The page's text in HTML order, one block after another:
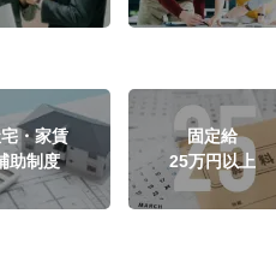
・家賃
助制度
固定給
25万円以上